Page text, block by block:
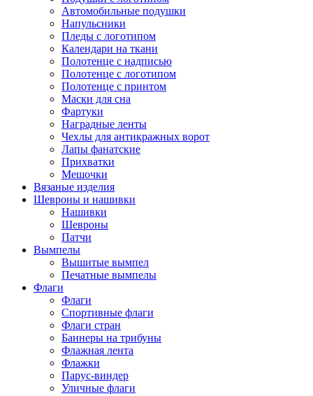
Автомобильные подушки
Напульсники
Пледы с логотипом
Календари на ткани
Полотенце с надписью
Полотенце с логотипом
Полотенце с принтом
Маски для сна
Фартуки
Наградные ленты
Чехлы для антикражных ворот
Лапы фанатские
Прихватки
Мешочки
Вязаные изделия
Шевроны и нашивки
Нашивки
Шевроны
Патчи
Вымпелы
Вышитые вымпел
Печатные вымпелы
Флаги
Флаги
Спортивные флаги
Флаги стран
Баннеры на трибуны
Флажная лента
Флажки
Парус-виндер
Уличные флаги